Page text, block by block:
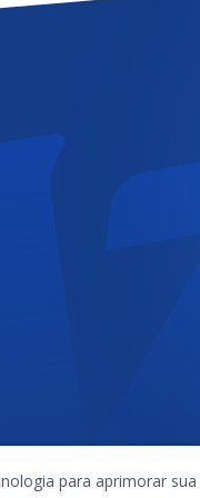
Indústria e Comércio
para aprimorar